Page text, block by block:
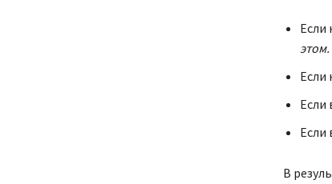
Если
этом.
Если
Если
Если
В